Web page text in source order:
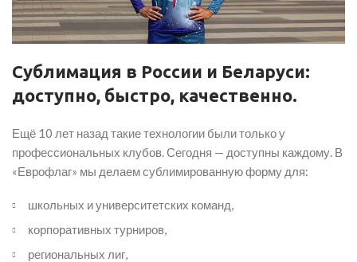
Сублимация в России и Беларуси:
доступно, быстро, качественно.
Ещё 10 лет назад такие технологии были только у
профессиональных клубов. Сегодня — доступны каждому. В
«Еврофлаг» мы делаем сублимированную форму для:
школьных и университетских команд,
корпоративных турниров,
региональных лиг,